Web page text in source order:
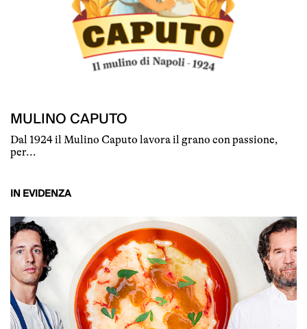
MULINO CAPUTO
Dal 1924 il Mulino Caputo lavora il grano con passione,
per...
IN EVIDENZA